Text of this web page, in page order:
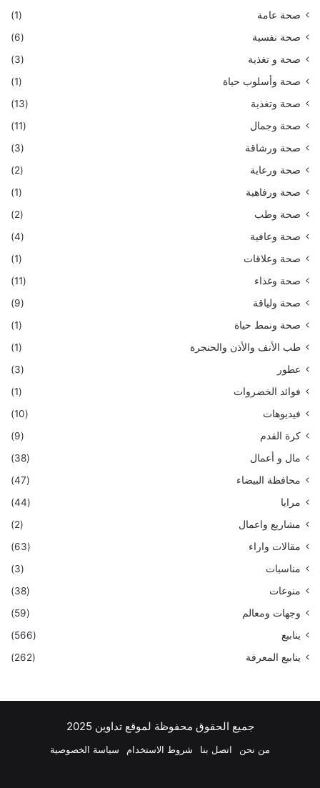
صحة عامة
(1)
صحة نفسية
(6)
صحة و تغذية
(3)
صحة وأسلوب حياة
(1)
صحة وتغذية
(13)
صحة وجمال
(11)
صحة ورشاقة
(3)
صحة ورعاية
(2)
صحة ورفاهية
(1)
صحة وطب
(2)
صحة وعافية
(4)
صحة وعلاقات
(1)
صحة وغذاء
(11)
صحة ولياقة
(9)
صحة ونمط حياة
(1)
طب الأنف والأذن والحنجرة
(1)
عطور
(3)
فوائد الخضروات
(1)
فيديوهات
(10)
كرة القدم
(9)
مال و أعمال
(38)
محافظة البيضاء
(47)
مرايا
(44)
مشاريع واعمال
(2)
مقالات واراء
(63)
مناسبات
(3)
منوعات
(38)
وجهات ومعالم
(59)
ينابيع
(566)
ينابيع المعرفة
(262)
جميع الحقوق محفوظة لموقع تداوين 2025
من نحن اتصل بنا شروط الاستخدام سياسة الخصوصية